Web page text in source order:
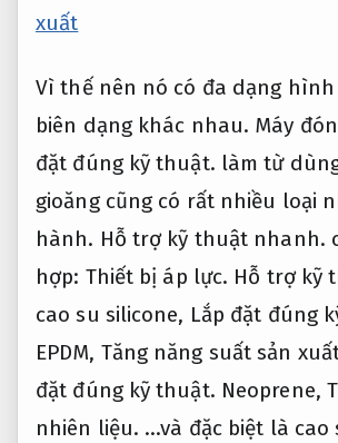
xuất
Vì thế nên nó có đa dạng hình
biên dạng khác nhau. Máy
đặt đúng kỹ thuật. làm từ
gioăng cũng có rất nhiều loại
hành. Hỗ trợ kỹ thuật nhanh.
hợp: Thiết bị áp lực. Hỗ trợ kỹ
cao su silicone, Lắp đặt đúng
EPDM, Tăng năng suất sản
đặt đúng kỹ thuật. Neoprene,
nhiên liệu. …và đặc biệt là cao